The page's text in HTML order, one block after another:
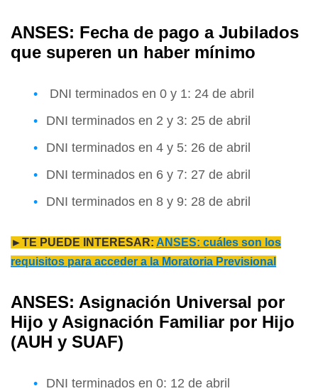
ANSES: Fecha de pago a Jubilados
que superen un haber mínimo
DNI terminados en 0 y 1: 24 de abril
DNI terminados en 2 y 3: 25 de abril
DNI terminados en 4 y 5: 26 de abril
DNI terminados en 6 y 7: 27 de abril
DNI terminados en 8 y 9: 28 de abril
►TE PUEDE INTERESAR: ANSES: cuáles son los
requisitos para acceder a la Moratoria Previsional
ANSES: Asignación Universal por
Hijo y Asignación Familiar por Hijo
(AUH y SUAF)
DNI terminados en 0: 12 de abril